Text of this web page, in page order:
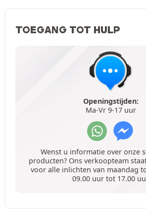
TOEGANG TOT HULP
Openingstijden:
Ma-Vr 9-17 uur
Wenst u informatie over onze
producten? Ons verkoopteam
voor alle inlichten van maandag
09.00 uur tot 17.00